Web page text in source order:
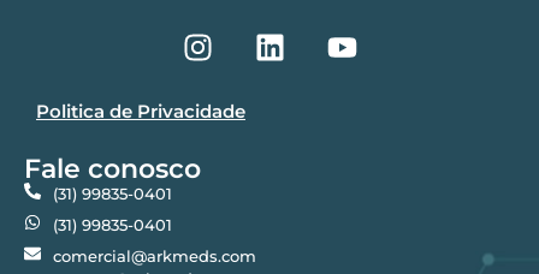
Politica de Privacidade
Fale conosco
(31) 99835-0401
(31) 99835-0401
comercial@arkmeds.com